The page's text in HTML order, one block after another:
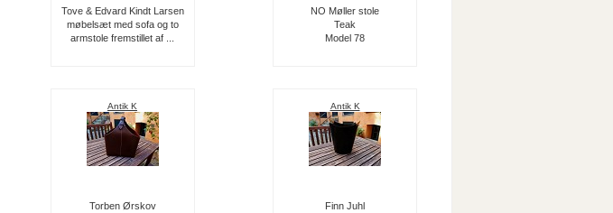
Tove & Edvard Kindt Larsen
møbelsæt med sofa og to
armstole fremstillet af ...
NO Møller stole
Teak
Model 78
Antik K
Torben Ørskov
Antik K
Finn Juhl